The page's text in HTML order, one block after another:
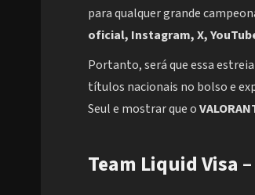
para qualquer grande
oficial, Instagram, X,
Portanto, será que essa
títulos nacionais no bolso e
Seul e mostrar que o
Team Liquid Visa –